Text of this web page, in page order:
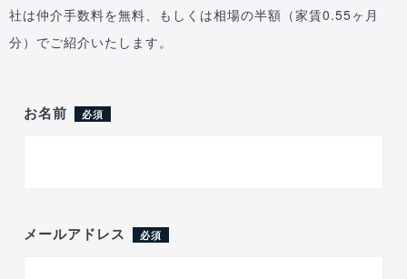
社は仲介手数料を無料、もしくは相場の半額（家賃0.55ヶ月
分）でご紹介いたします。
お名前 必須
メールアドレス 必須